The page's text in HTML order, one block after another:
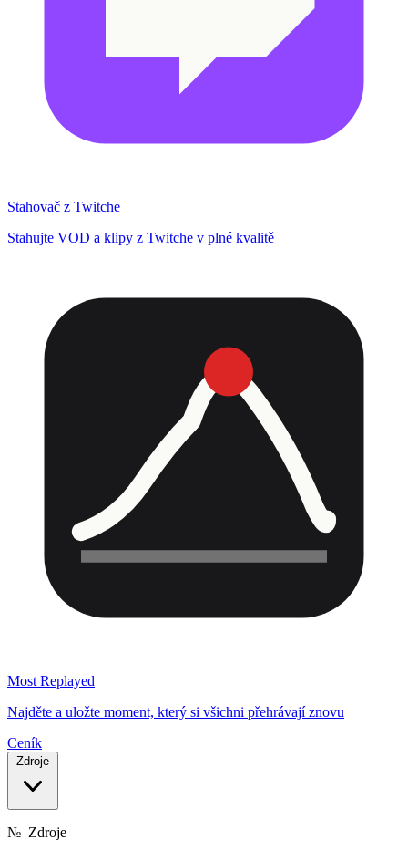
Stahovač z Twitche
Stahujte VOD a klipy z Twitche v plné kvalitě
Most Replayed
Najděte a uložte moment, který si všichni přehrávají znovu
Ceník
Zdroje
№ Zdroje